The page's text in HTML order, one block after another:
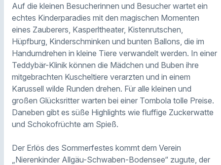
Auf die kleinen Besucherinnen und Besucher wartet ein
echtes Kinderparadies mit den magischen Momenten
eines Zauberers, Kasperltheater, Kistenrutschen,
Hüpfburg, Kinderschminken und bunten Ballons, die im
Handumdrehen in kleine Tiere verwandelt werden. In einer
Teddybär-Klinik können die Mädchen und Buben ihre
mitgebrachten Kuscheltiere verarzten und in einem
Karussell wilde Runden drehen. Für alle kleinen und
großen Glücksritter warten bei einer Tombola tolle Preise.
Daneben gibt es süße Highlights wie fluffige Zuckerwatte
und Schokofrüchte am Spieß.
Der Erlös des Sommerfestes kommt dem Verein
„Nierenkinder Allgäu-Schwaben-Bodensee“ zugute, der